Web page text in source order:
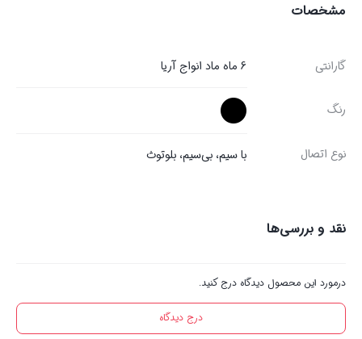
مشخصات
گارانتی 6 ماه ماد انواج آریا
رنگ
نوع اتصال با سیم، بی‌سیم، بلوتوث
نقد و بررسی‌ها
درمورد این محصول دیدگاه درج کنید.
درج دیدگاه